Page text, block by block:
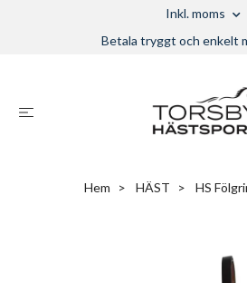
Inkl. moms
Betala tryggt och enkelt
Hem HÄST HS